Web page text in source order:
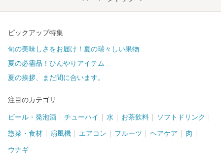
ピックアップ特集
旬の美味しさをお届け！夏の瑞々しい果物
夏の必需品！ひんやりアイテム
夏の挨拶、まだ間に合います。
注目のカテゴリ
ビール・発泡酒 チューハイ 水 お茶飲料 ソフトドリンク
惣菜・食材 扇風機 エアコン フルーツ ヘアケア 肉
ウナギ